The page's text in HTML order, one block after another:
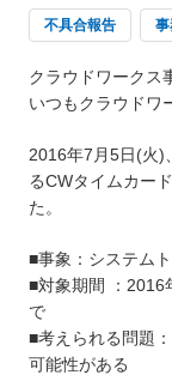
不具合報告
クラウドワークス
いつもクラウドワ
2016年7月5日(火)
るCWタイムカー
た。
■事象：システム
■対象期間 ：2016
で
■考えられる問題
可能性がある